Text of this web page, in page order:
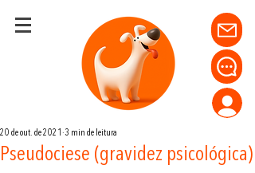
Pseudociese (gravidez psicológica)
20 de out. de 2021 3 min de leitura